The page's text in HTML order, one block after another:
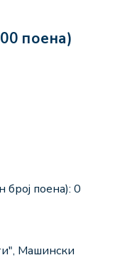
поена)
број поена): 0
Машински